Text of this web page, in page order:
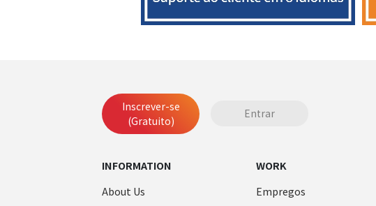
Inscrever-se
(Gratuito)
Entrar
INFORMATION
About Us
WORK
Empregos